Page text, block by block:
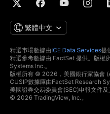
繁體中文
精選市場數據由ICE Data Services提
精選參考數據由 FactSet 提供。版
Systems Inc.。
版權所有 © 2026，美國銀行家協會
CUSIP數據庫由FactSet Research
美國證券交易委員會(SEC)申報文件及
© 2026 TradingView, Inc.。